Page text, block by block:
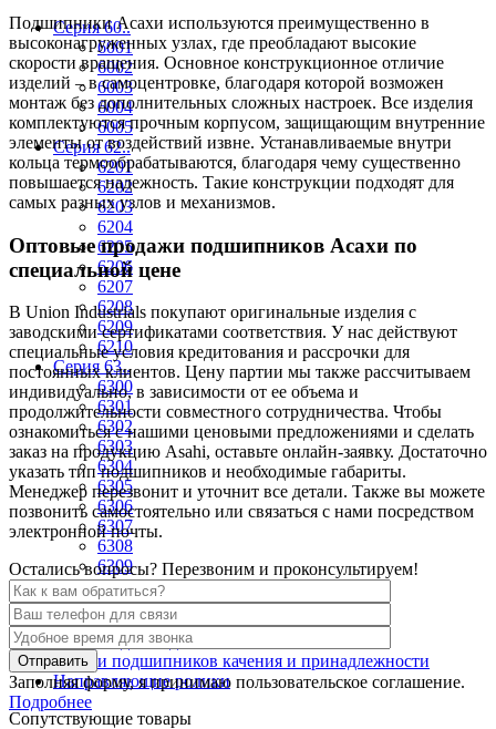
Серия 60..
6001
6002
6003
6004
6005
Серия 62..
6201
6202
6203
6204
6205
6206
6207
6208
6209
6210
Серия 63..
6300
6301
6302
6303
6304
6305
6306
6307
6308
6309
Комплектующие
Корпуса для подшипников
Детали подшипников качения и принадлежности
Направляющие ролики
Сопутствующие товары
Подшипники Асахи используются преимущественно в
высоконагруженных узлах, где преобладают высокие
скорости вращения. Основное конструкционное отличие
изделий – в самоцентровке, благодаря которой возможен
монтаж без дополнительных сложных настроек. Все изделия
комплектуются прочным корпусом, защищающим внутренние
элементы от воздействий извне. Устанавливаемые внутри
кольца термообрабатываются, благодаря чему существенно
повышается надежность. Такие конструкции подходят для
самых разных узлов и механизмов.
Оптовые продажи подшипников Асахи по
специальной цене
В Union Industrials покупают оригинальные изделия с
заводскими сертификатами соответствия. У нас действуют
специальные условия кредитования и рассрочки для
постоянных клиентов. Цену партии мы также рассчитываем
индивидуально, в зависимости от ее объема и
продолжительности совместного сотрудничества. Чтобы
ознакомиться с нашими ценовыми предложениями и сделать
заказ на продукцию Asahi, оставьте онлайн-заявку. Достаточно
указать тип подшипников и необходимые габариты.
Менеджер перезвонит и уточнит все детали. Также вы можете
позвонить самостоятельно или связаться с нами посредством
электронной почты.
Остались вопросы? Перезвоним и проконсультируем!
Заполняя форму, я принимаю пользовательское соглашение.
Подробнее